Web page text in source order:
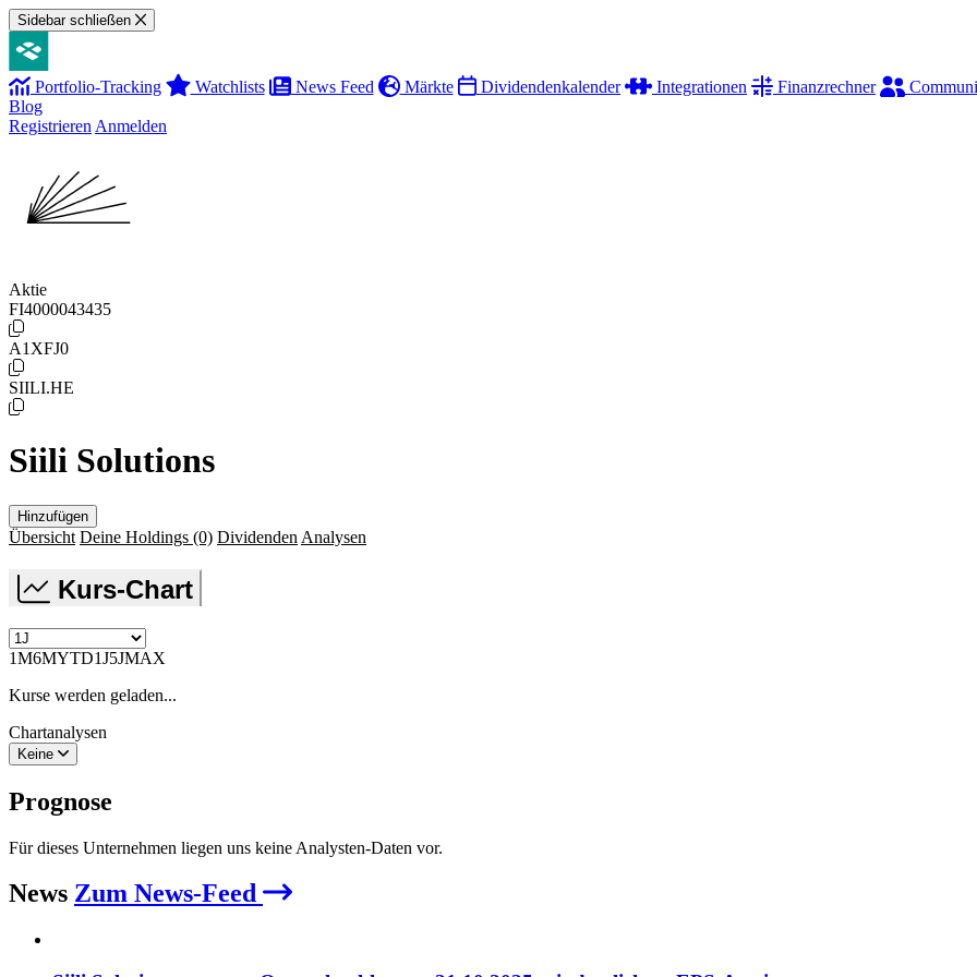
Sidebar schließen
Portfolio-Tracking Watchlists News Feed Märkte Dividendenkalender Integrationen Finanzrechner
Blog
Registrieren Anmelden
Aktie
FI4000043435
A1XFJ0
SIILI.HE
Siili Solutions
Hinzufügen
Übersicht Deine Holdings (0) Dividenden Analysen
Kurs-Chart
1M6MYTD1J5JMAX
Kurse werden geladen...
Chartanalysen
Keine
Prognose
Für dieses Unternehmen liegen uns keine Analysten-Daten vor.
News Zum News-Feed